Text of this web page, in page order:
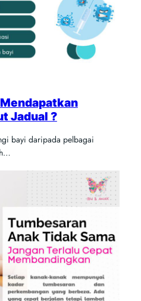
Jadual ?
bayi daripada pelbagai